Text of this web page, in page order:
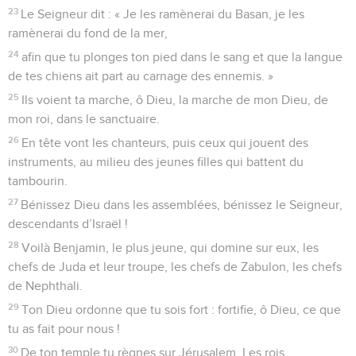
23 Le Seigneur dit : « Je les ramènerai du Basan, je les
ramènerai du fond de la mer,
24 afin que tu plonges ton pied dans le sang et que la langue
de tes chiens ait part au carnage des ennemis. »
25 Ils voient ta marche, ô Dieu, la marche de mon Dieu, de
mon roi, dans le sanctuaire.
26 En tête vont les chanteurs, puis ceux qui jouent des
instruments, au milieu des jeunes filles qui battent du
tambourin.
27 Bénissez Dieu dans les assemblées, bénissez le Seigneur,
descendants d’Israël !
28 Voilà Benjamin, le plus jeune, qui domine sur eux, les
chefs de Juda et leur troupe, les chefs de Zabulon, les chefs
de Nephthali.
29 Ton Dieu ordonne que tu sois fort : fortifie, ô Dieu, ce que
tu as fait pour nous !
30 De ton temple tu règnes sur Jérusalem. Les rois